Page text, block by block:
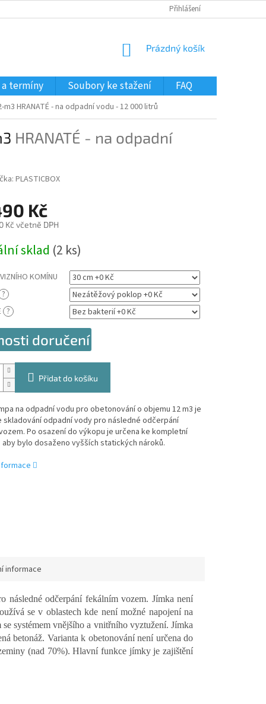
Přihlášení
NÁKUPNÍ
Prázdný košík
termíny Soubory ke stažení FAQ
m3 HRANATÉ - na odpadní vodu - 12 000 litrů
HRANATÉ - na odpadní
PLASTICBOX
Kč
Kčvčetně DPH
sklad (2 ks)
KOMÍNU
?
?
doručení
Přidat do košíku
na odpadní vodu pro obetonování o objemu 12 m3 je
skladování odpadní vody pro následné odčerpání
Po osazení do výkopu je určena ke kompletní
bylo dosaženo vyšších statických nároků.
informace
následné odčerpání fekálním vozem. Jímka není
se v oblastech kde není možné napojení na
systémem vnějšího a vnitřního vyztužení. Jímka
betonáž. Varianta k obetonování není určena do
(nad 70%). Hlavní funkce jímky je zajištění